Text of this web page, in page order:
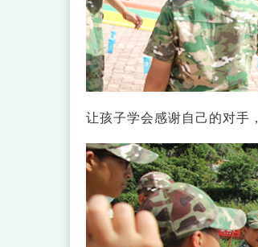
让孩子学会感谢自己的对手